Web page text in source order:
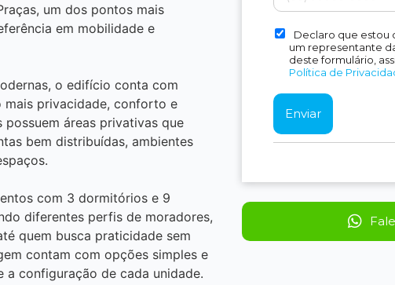
um dos pontos mais
em mobilidade e
o edifício conta com
mais privacidade, conforto e
áreas privativas que
bem distribuídas, ambientes
com 3 dormitórios e 9
diferentes perfis de moradores,
quem busca praticidade sem
contam com opções simples e
configuração de cada unidade.
Declaro que estou
um representante
deste formulário,
Política de